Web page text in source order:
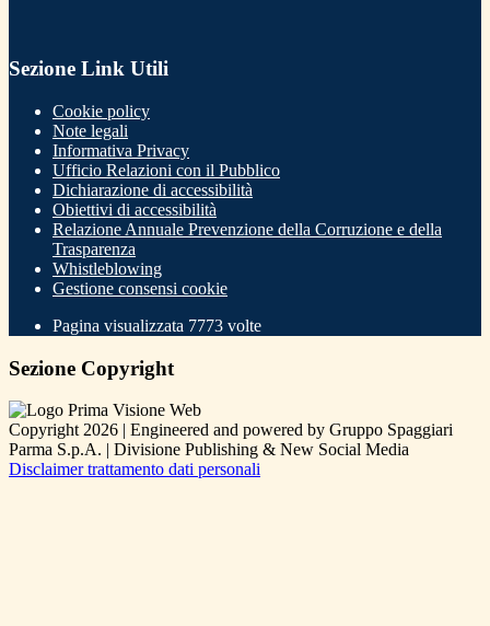
Sezione Link Utili
Cookie policy
Note legali
Informativa Privacy
Ufficio Relazioni con il Pubblico
Dichiarazione di accessibilità
Obiettivi di accessibilità
Relazione Annuale Prevenzione della Corruzione e della
Trasparenza
Whistleblowing
Gestione consensi cookie
Pagina visualizzata 7773 volte
Sezione Copyright
Copyright 2026 | Engineered and powered by Gruppo Spaggiari
Parma S.p.A. | Divisione Publishing & New Social Media
Disclaimer trattamento dati personali